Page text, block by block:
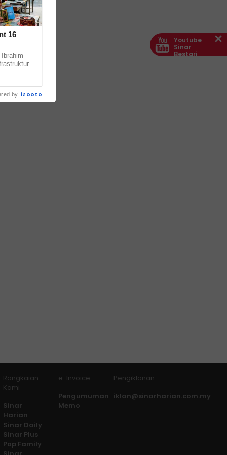
Rangkaian
Kami
Sinar
Harian
Sinar Daily
Sinar Plus
Pop Family
e-Invoice
Pengumuman
Memo
Pengiklanan
iklan@sinarharian.com.my
Youtube
Sinar
Bestari
16
by iZooto